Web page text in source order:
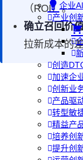
企业
产业创
创造
加速企
创新业
产品驱
转型敏
精益产
培养创
提升创
（ROI）。
确立召回价
拉新成本的